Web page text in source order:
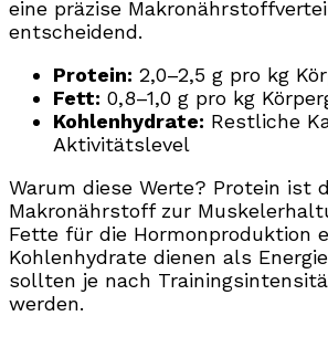
eine präzise
entscheidend.
Protein: 2,0–2,5 g pro kg
Fett: 0,8–1,0 g pro kg
Kohlenhydrate: Restliche
Aktivitätslevel
Warum diese Werte? Protein ist
Makronährstoff zur
Fette für die Hormonproduktion
Kohlenhydrate dienen als
sollten je nach
werden.